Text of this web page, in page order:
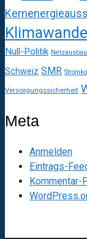
Klimawandel
Null-Politik Netzausbau
Schweiz SMR
Versorgungssicherheit
Meta
Anmelden
Eintrags-
Kommentar-